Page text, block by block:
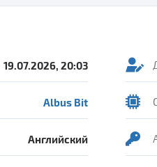
19.07.2026, 20:03
Albus Bit
Английский